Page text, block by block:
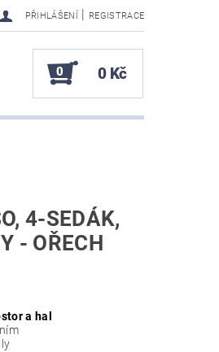
PŘIHLÁŠENÍ | REGISTRACE
0 0 Kč
4-SEDÁK,
- OŘECH
a hal